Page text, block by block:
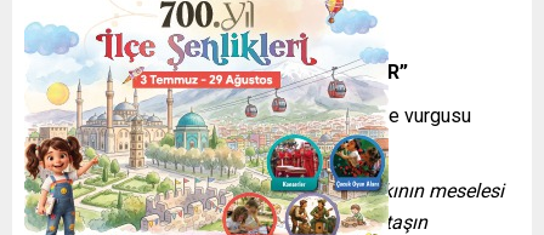
“BU 85 MİLYON YURTTAŞIN MESELESİDİR”
DEM Partili Gülistan Kılıç Koçyiğit, mücadele vurgusu
yaptığı konuşmasında, şu ifadeleri kullandı:
“Bu mesele sadece DEM Parti’nin, Kürt halkının meselesi
değildir. Bu ülkede yaşayan 85 milyon yurttaşın